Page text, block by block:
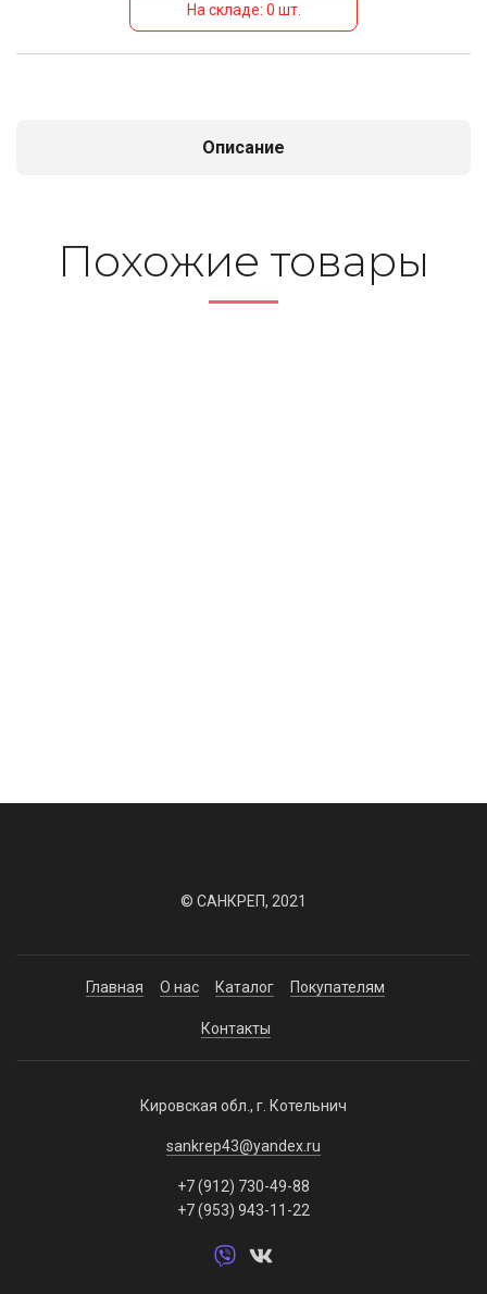
На складе: 0 шт.
Описание
По­хо­жие то­ва­ры
© САНКРЕП, 2021
Главная О нас Каталог Покупателям
Контакты
Кировская обл., г. Котельнич
sankrep43@yandex.ru
+7 (912) 730-49-88
+7 (953) 943-11-22